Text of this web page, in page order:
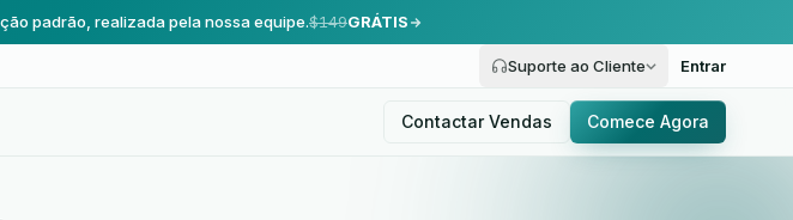
padrão, realizada pela nossa equipe.$149GRÁTIS
Suporte ao Cliente Entrar
Contactar Vendas Comece Agora